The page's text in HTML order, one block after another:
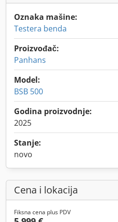
Oznaka mašine:
Testera benda
Proizvođač:
Panhans
Model:
BSB 500
Godina proizvodnje:
2025
Stanje:
novo
Cena i lokacija
Fiksna cena plus PDV